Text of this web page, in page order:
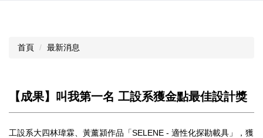
首頁 最新消息
【成果】叫我第一名 工設系獲金點最佳設計獎
工設系大四林瑋霖、黃薰潁作品「SELENE - 適性化探勘載具」，獲